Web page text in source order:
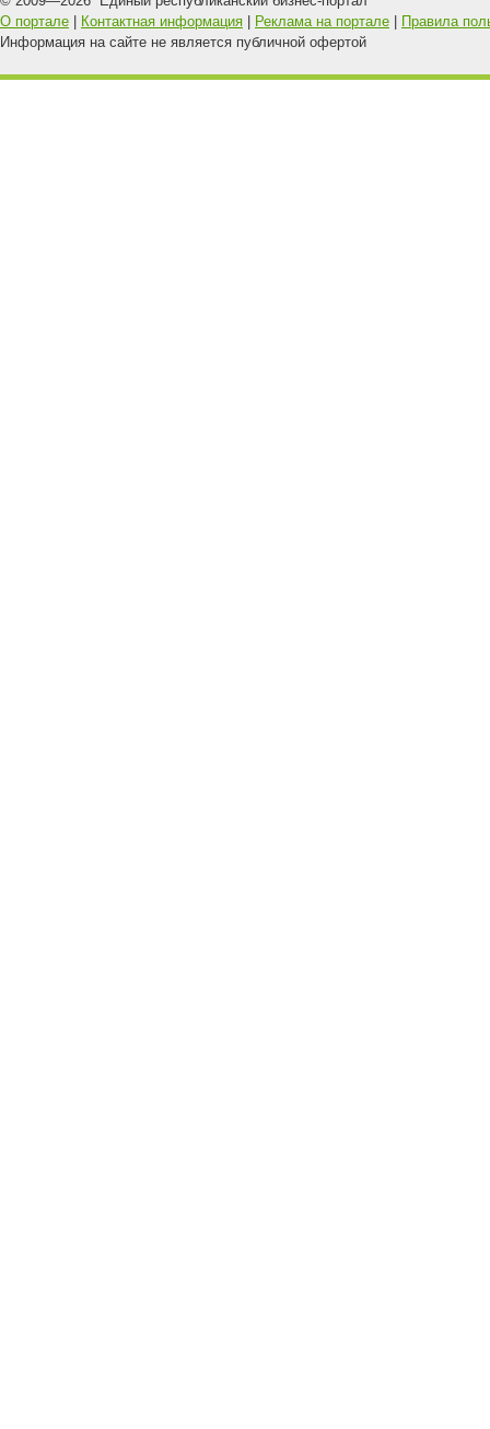
О портале
Контактная информация Реклама на портале
Правила
Информация на сайте не является публичной офертой